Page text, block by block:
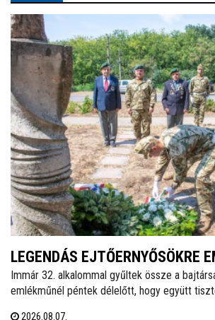
LEGENDÁS EJTŐERNYŐSÖKRE
Immár 32. alkalommal gyűltek össze a
emlékműnél péntek délelőtt, hogy együtt
2026.08.07.